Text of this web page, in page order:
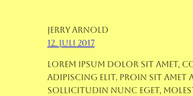
Jerry Arnold
12. Juli 2017
Lorem ipsum dolor sit amet,
adipiscing elit. Proin sit amet
sollicitudin nunc eget,